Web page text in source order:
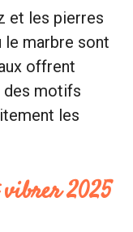
et les pierres
le marbre sont
offrent
des motifs
les
2025